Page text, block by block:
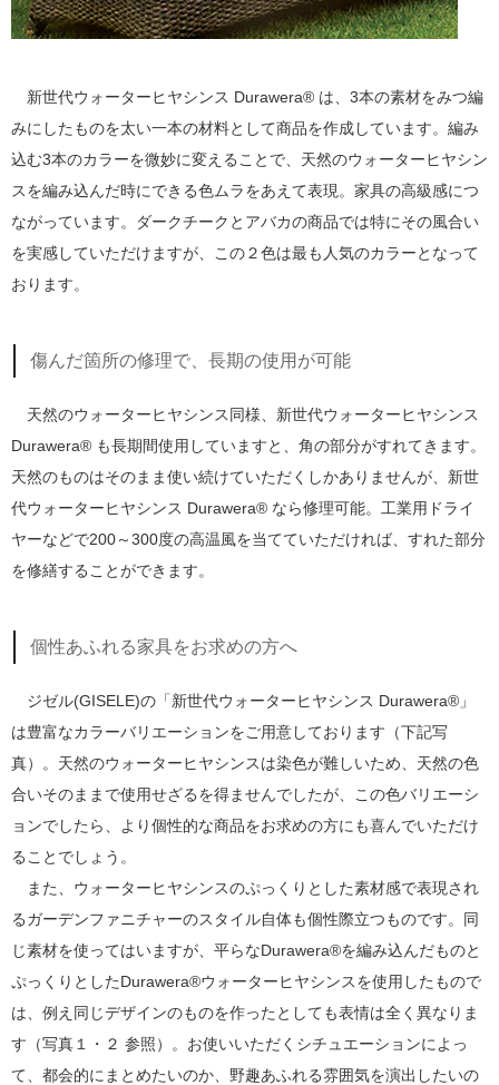
新世代ウォーターヒヤシンス Durawera® は、3本の素材をみつ編
みにしたものを太い一本の材料として商品を作成しています。編み
込む3本のカラーを微妙に変えることで、天然のウォーターヒヤシン
スを編み込んだ時にできる色ムラをあえて表現。家具の高級感につ
ながっています。ダークチークとアバカの商品では特にその風合い
を実感していただけますが、この２色は最も人気のカラーとなって
おります。
傷んだ箇所の修理で、長期の使用が可能
天然のウォーターヒヤシンス同様、新世代ウォーターヒヤシンス
Durawera® も長期間使用していますと、角の部分がすれてきます。
天然のものはそのまま使い続けていただくしかありませんが、新世
代ウォーターヒヤシンス Durawera® なら修理可能。工業用ドライ
ヤーなどで200～300度の高温風を当てていただければ、すれた部分
を修繕することができます。
個性あふれる家具をお求めの方へ
ジゼル(GISELE)の「新世代ウォーターヒヤシンス Durawera®」
は豊富なカラーバリエーションをご用意しております（下記写
真）。天然のウォーターヒヤシンスは染色が難しいため、天然の色
合いそのままで使用せざるを得ませんでしたが、この色バリエーシ
ョンでしたら、より個性的な商品をお求めの方にも喜んでいただけ
ることでしょう。
また、ウォーターヒヤシンスのぷっくりとした素材感で表現され
るガーデンファニチャーのスタイル自体も個性際立つものです。同
じ素材を使ってはいますが、平らなDurawera®を編み込んだものと
ぷっくりとしたDurawera®ウォーターヒヤシンスを使用したもので
は、例え同じデザインのものを作ったとしても表情は全く異なりま
す（写真１・２ 参照）。お使いいただくシチュエーションによっ
て、都会的にまとめたいのか、野趣あふれる雰囲気を演出したいの